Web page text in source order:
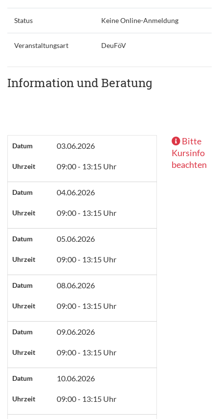
Status Keine Online-Anmeldung
Veranstaltungsart DeuFöV
Information und Beratung
Datum 03.06.2026
Uhrzeit 09:00 - 13:15 Uhr
Datum 04.06.2026
Uhrzeit 09:00 - 13:15 Uhr
Datum 05.06.2026
Uhrzeit 09:00 - 13:15 Uhr
Datum 08.06.2026
Uhrzeit 09:00 - 13:15 Uhr
Datum 09.06.2026
Uhrzeit 09:00 - 13:15 Uhr
Datum 10.06.2026
Uhrzeit 09:00 - 13:15 Uhr
Bitte
Kursinfo
beachten